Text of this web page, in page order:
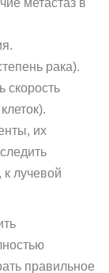
метастаз в
рака).
скорость
их
к лучевой
правильное